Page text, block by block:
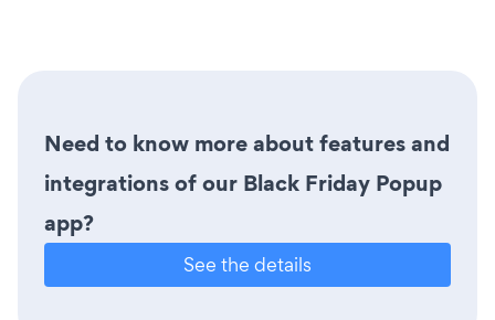
Need to know more about features and
integrations of our Black Friday Popup
app?
See the details